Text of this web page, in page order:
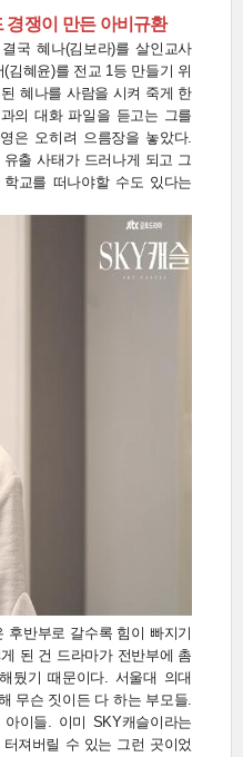
경쟁이 만든 아비규환
국 혜나(김보라)를 살인교사
김혜윤)를 전교 1등 만들기 위
혜나를 사람을 시켜 죽게 한
의 대화 파일을 듣고는 그를
은 오히려 으름장을 놓았다.
출 사태가 드러나게 되고 그
교를 떠나야할 수도 있다는
후반부로 갈수록 힘이 빠지기
된 건 드라마가 전반부에 촘
뒀기 때문이다. 서울대 의대
무슨 짓이든 다 하는 부모들.
이들. 이미 SKY캐슬이라는
져버릴 수 있는 그런 곳이었